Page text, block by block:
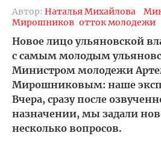
Автор: Наталья Михайлова
Мирошников отток молодежи
Новое лицо ульяновской
с самым молодым
Министром молодежи
Мирошниковым: наше
Вчера, сразу после
назначении, мы задали
несколько вопросов.